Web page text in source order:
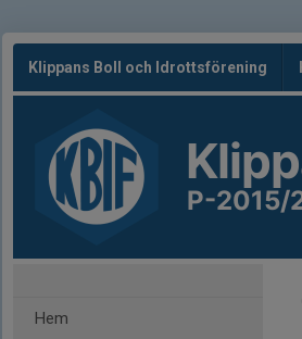
Klippans Boll och Idrottsförening
P-2015/
Hem